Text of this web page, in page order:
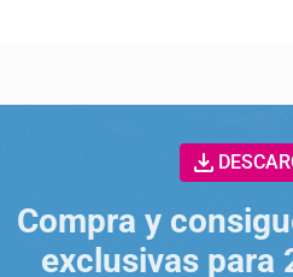
Compra y
exclusivas para